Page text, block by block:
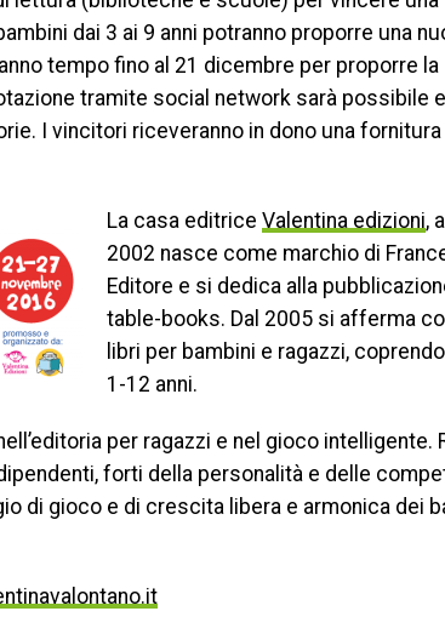
dai 3 ai 9 anni potranno proporre una
tempo fino al 21 dicembre per proporre la
tramite social network sarà possibile
I vincitori riceveranno in dono una fornitura
La casa editrice Valentina edizioni,
2002 nasce come marchio di
Editore e si dedica alla
table-books. Dal 2005 si afferma
libri per bambini e ragazzi,
1-12 anni.
per ragazzi e nel gioco intelligente.
forti della personalità e delle
di gioco e di crescita libera e armonica dei